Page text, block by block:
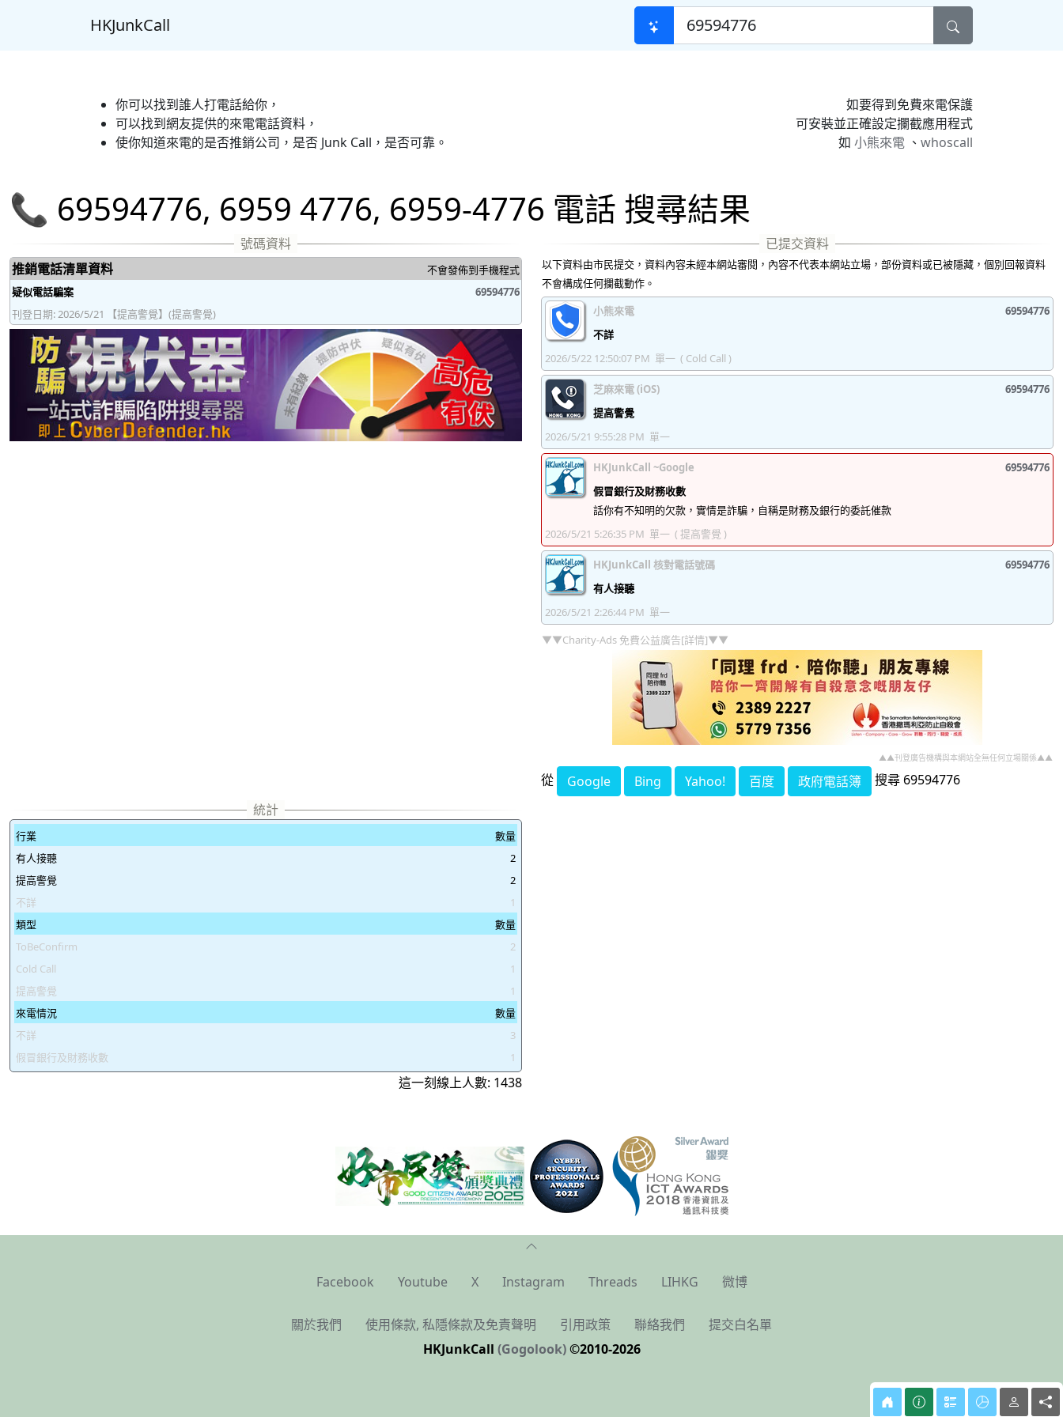
HKJunkCall
你可以找到誰人打電話給你，
可以找到網友提供的來電電話資料，
使你知道來電的是否推銷公司，是否 Junk Call，是否可靠。
如要得到免費來電保護
可安裝並正確設定攔截應用程式
如 小熊來電 、 whoscall
📞 69594776, 6959 4776, 6959-4776 電話 搜尋結果
推銷電話清單資料
不會發佈到手機程式
疑似電話騙案
69594776
刊登日期: 2026/5/21 【提高警覺】(提高警覺)
以下資料由市民提交，資料內容未經本網站審閱，內容不代表本網站立場，部份資料或已被隱藏，個別回報資料
不會構成任何攔截動作。
小熊來電
69594776
不詳
2026/5/22 12:50:07 PM 單一 ( Cold Call )
芝麻來電 (iOS)
69594776
提高警覺
2026/5/21 9:55:28 PM 單一
HKJunkCall ~Google
69594776
假冒銀行及財務收數
話你有不知明的欠款，實情是詐騙，自稱是財務及銀行的委託催款
2026/5/21 5:26:35 PM 單一 ( 提高警覺 )
HKJunkCall 核對電話號碼
69594776
有人接聽
2026/5/21 2:26:44 PM 單一
▼▼Charity-Ads 免費公益廣告[詳情]▼▼
▲▲刊登廣告機構與本網站全無任何立場關係▲▲
從 Google Bing Yahoo! 百度 政府電話簿 搜尋 69594776
行業
數量
有人接聽
2
提高警覺
2
不詳
1
類型
數量
ToBeConfirm
2
Cold Call
1
提高警覺
1
來電情況
數量
不詳
3
假冒銀行及財務收數
1
這一刻線上人數: 1438
Facebook Youtube X Instagram Threads LIHKG 微博
關於我們 使用條款, 私隱條款及免責聲明 引用政策 聯絡我們
提交白名單
HKJunkCall (Gogolook)©2010-2026